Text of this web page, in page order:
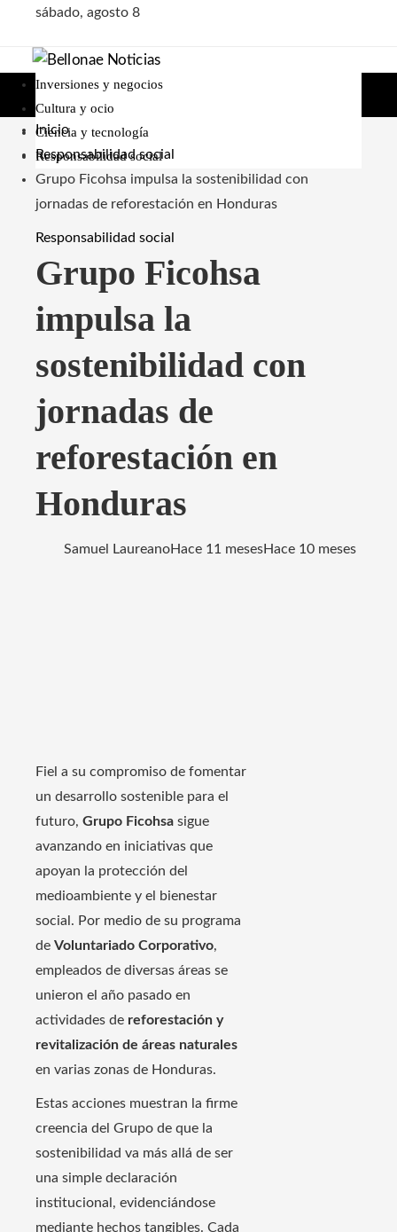
sábado, agosto 8
Inversiones y negocios
Cultura y ocio
Ciencia y tecnología
Responsabilidad social
Inicio
Responsabilidad social
Grupo Ficohsa impulsa la sostenibilidad con
jornadas de reforestación en Honduras
Responsabilidad social
Grupo Ficohsa
impulsa la
sostenibilidad con
jornadas de
reforestación en
Honduras
Samuel LaureanoHace 11 mesesHace 10 meses
Fiel a su compromiso de fomentar
un desarrollo sostenible para el
futuro, Grupo Ficohsa sigue
avanzando en iniciativas que
apoyan la protección del
medioambiente y el bienestar
social. Por medio de su programa
de Voluntariado Corporativo,
empleados de diversas áreas se
unieron el año pasado en
actividades de reforestación y
revitalización de áreas naturales
en varias zonas de Honduras.
Estas acciones muestran la firme
creencia del Grupo de que la
sostenibilidad va más allá de ser
una simple declaración
institucional, evidenciándose
mediante hechos tangibles. Cada